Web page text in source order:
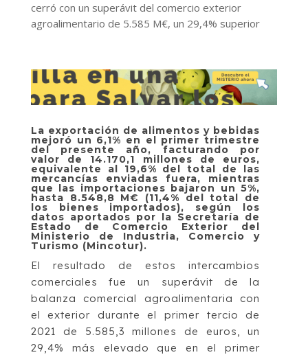
cerró con un superávit del comercio exterior
agroalimentario de 5.585 M€, un 29,4% superior
La exportación de alimentos y bebidas
mejoró un 6,1% en el primer trimestre
del presente año, facturando por
valor de 14.170,1 millones de euros,
equivalente al 19,6% del total de las
mercancías enviadas fuera, mientras
que las importaciones bajaron un 5%,
hasta 8.548,8 M€ (11,4% del total de
los bienes importados), según los
datos aportados por la Secretaría de
Estado de Comercio Exterior del
Ministerio de Industria, Comercio y
Turismo (Mincotur).
El resultado de estos intercambios
comerciales fue un superávit de la
balanza comercial agroalimentaria con
el exterior durante el primer tercio de
2021 de 5.585,3 millones de euros, un
29,4% más elevado que en el primer